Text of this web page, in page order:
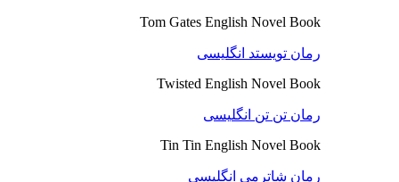
Tom Gates English Novel Book
رمان تویستد انگلیسی
Twisted English Novel Book
رمان تن تن انگلیسی
Tin Tin English Novel Book
رمان شاترمی انگلیسی